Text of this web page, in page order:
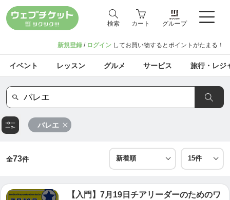
検索 カート グループ
新規登録 / ログイン してお買い物するとポイントがたまる！
イベント レッスン グルメ サービス 旅行・レジ
バレエ
全73件
【入門】7月19日チアリーダーのためのワ